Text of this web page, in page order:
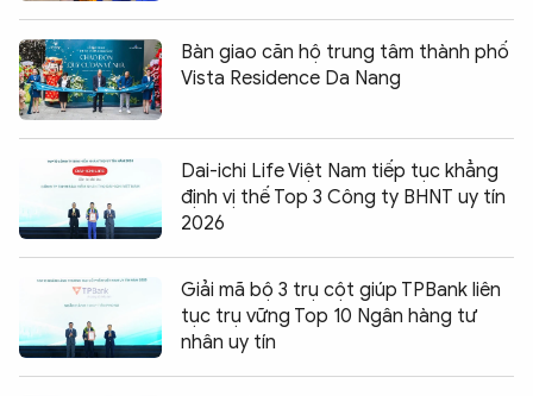
Bàn giao căn hộ trung tâm thành phố
Vista Residence Da Nang
Dai-ichi Life Việt Nam tiếp tục khẳng
định vị thế Top 3 Công ty BHNT uy tín
2026
Giải mã bộ 3 trụ cột giúp TPBank liên
tục trụ vững Top 10 Ngân hàng tư
nhân uy tín